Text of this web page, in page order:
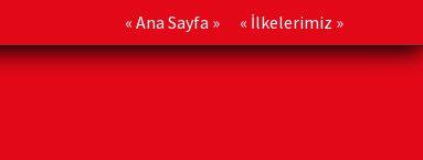
« Ana Sayfa » « İlkelerimiz »